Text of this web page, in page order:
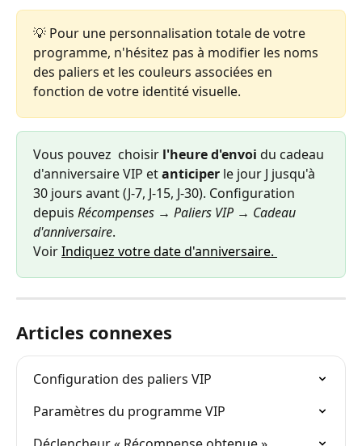
💡 Pour une personnalisation totale de votre
programme, n'hésitez pas à modifier les noms
des paliers et les couleurs associées en
fonction de votre identité visuelle.
Vous pouvez  choisir l'heure d'envoi du cadeau
d'anniversaire VIP et anticiper le jour J jusqu'à
30 jours avant (J-7, J-15, J-30). Configuration
depuis Récompenses → Paliers VIP → Cadeau
d'anniversaire.
Voir Indiquez votre date d'anniversaire.
Articles connexes
Configuration des paliers VIP
Paramètres du programme VIP